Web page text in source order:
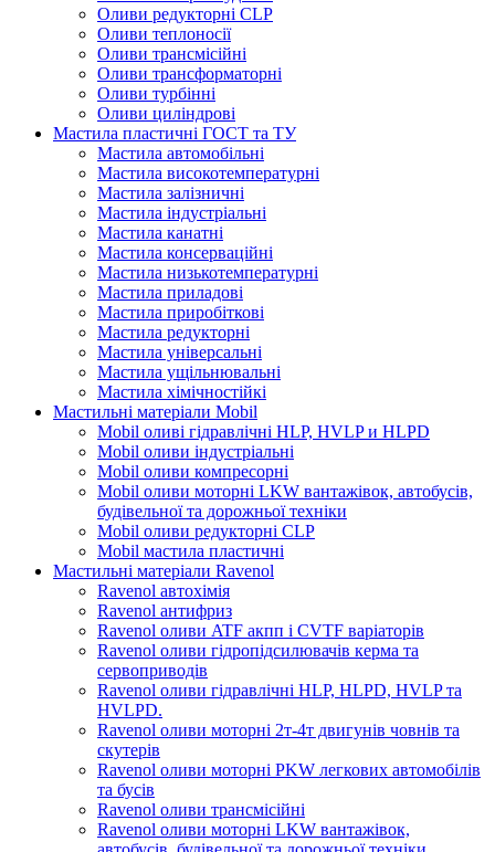
Оливи редукторні CLP
Оливи теплоносії
Оливи трансмісійні
Оливи трансформаторні
Оливи турбінні
Оливи циліндрові
Мастила пластичні ГОСТ та ТУ
Мастила автомобільні
Мастила високотемпературні
Мастила залізничні
Мастила індустріальні
Мастила канатні
Мастила консерваційні
Мастила низькотемпературні
Мастила приладові
Мастила приробіткові
Мастила редукторні
Мастила універсальні
Мастила ущільнювальні
Мастила хімічностійкі
Мастильні матеріали Mobil
Mobil оливі гідравлічні HLP, HVLP и HLPD
Mobil оливи індустріальні
Mobil оливи компресорні
Mobil оливи моторні LKW вантажівок, автобусів,
будівельної та дорожньої техніки
Mobil оливи редукторні CLP
Mobil мастила пластичні
Мастильні матеріали Ravenol
Ravenol автохімія
Ravenol антифриз
Ravenol оливи ATF акпп і CVTF варіаторів
Ravenol оливи гідропідсилювачів керма та
сервоприводів
Ravenol оливи гідравлічні HLP, HLPD, HVLP та
HVLPD.
Ravenol оливи моторні 2т-4т двигунів човнів та
скутерів
Ravenol оливи моторні PKW легкових автомобілів
та бусів
Ravenol оливи трансмісійні
Ravenol оливи моторні LKW вантажівок,